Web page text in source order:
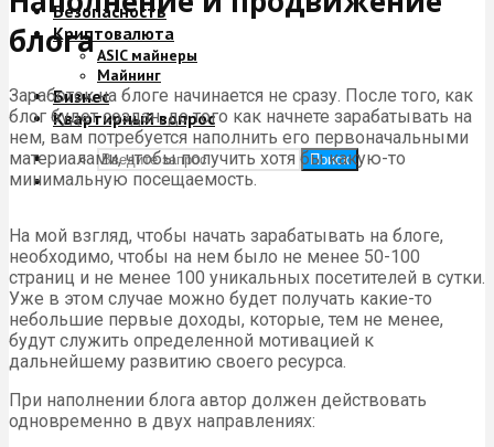
Безопасность
Криптовалюта
ASIC майнеры
Майнинг
Бизнес
Квартирный вопрос
Поиск
блога
Заработок на блоге начинается не сразу. После того, как
блог будет создан, до того как начнете зарабатывать на
нем, вам потребуется наполнить его первоначальными
материалами, чтобы получить хотя бы какую-то
минимальную посещаемость.
На мой взгляд, чтобы начать зарабатывать на блоге,
необходимо, чтобы на нем было не менее 50-100
страниц и не менее 100 уникальных посетителей в сутки.
Уже в этом случае можно будет получать какие-то
небольшие первые доходы, которые, тем не менее,
будут служить определенной мотивацией к
дальнейшему развитию своего ресурса.
При наполнении блога автор должен действовать
одновременно в двух направлениях: